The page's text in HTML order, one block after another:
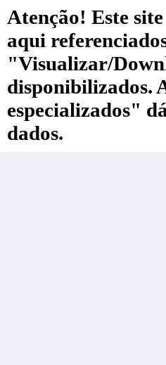
Atenção! Este
aqui
"Visualizar/
disponibilizados.
especializados"
dados.